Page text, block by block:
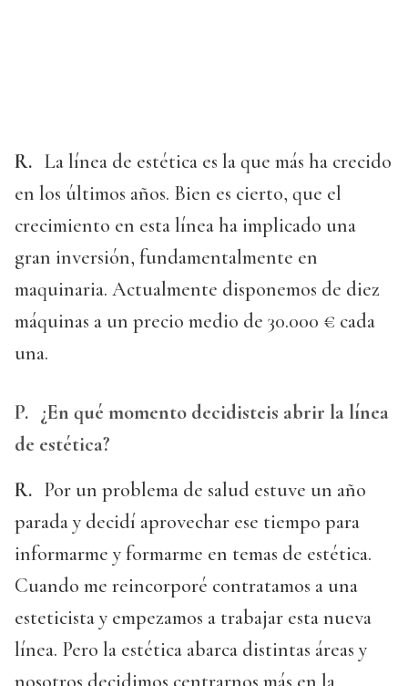
R. La línea de estética es la que más ha crecido
en los últimos años. Bien es cierto, que el
crecimiento en esta línea ha implicado una
gran inversión, fundamentalmente en
maquinaria. Actualmente disponemos de diez
máquinas a un precio medio de 30.000 € cada
una.
P. ¿En qué momento decidisteis abrir la línea
de estética?
R. Por un problema de salud estuve un año
parada y decidí aprovechar ese tiempo para
informarme y formarme en temas de estética.
Cuando me reincorporé contratamos a una
esteticista y empezamos a trabajar esta nueva
línea. Pero la estética abarca distintas áreas y